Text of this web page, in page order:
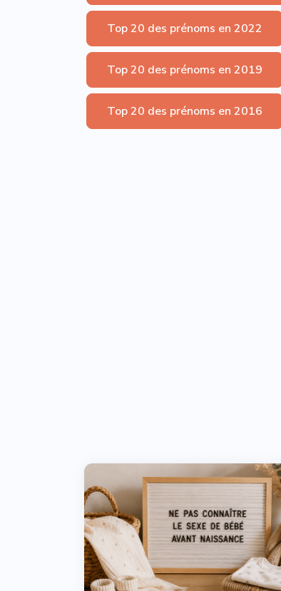
Top 20 des prénoms en 2022
Top 20 des prénoms en 2019
Top 20 des prénoms en 2016